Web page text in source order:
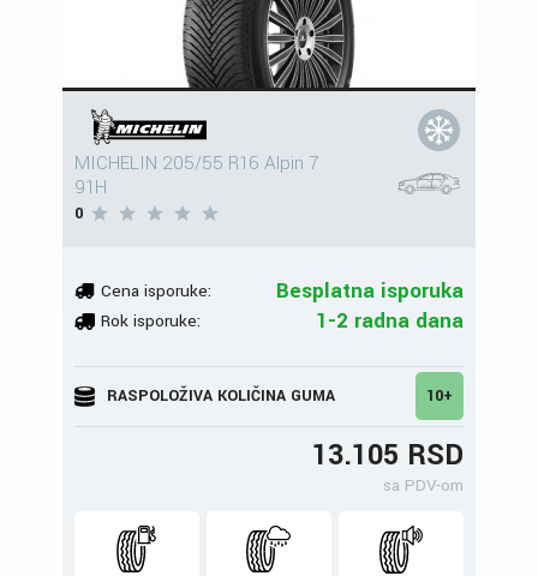
MICHELIN 205/55 R16 Alpin 7
91H
0
Cena isporuke: Besplatna isporuka
Rok isporuke: 1-2 radna dana
RASPOLOŽIVA KOLIČINA GUMA 10+
13.105 RSD
sa PDV-om